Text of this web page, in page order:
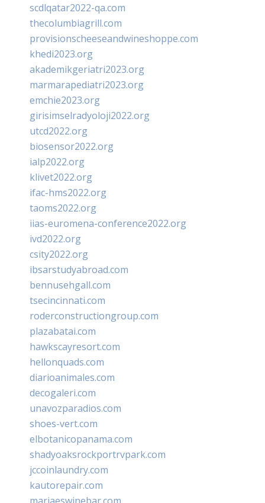
scdlqatar2022-qa.com
thecolumbiagrill.com
provisionscheeseandwineshoppe.com
khedi2023.org
akademikgeriatri2023.org
marmarapediatri2023.org
emchie2023.org
girisimselradyoloji2022.org
utcd2022.org
biosensor2022.org
ialp2022.org
klivet2022.org
ifac-hms2022.org
taoms2022.org
iias-euromena-conference2022.org
ivd2022.org
csity2022.org
ibsarstudyabroad.com
bennusehgall.com
tsecincinnati.com
roderconstructiongroup.com
plazabatai.com
hawkscayresort.com
hellonquads.com
diarioanimales.com
decogaleri.com
unavozparadios.com
shoes-vert.com
elbotanicopanama.com
shadyoaksrockportrvpark.com
jccoinlaundry.com
kautorepair.com